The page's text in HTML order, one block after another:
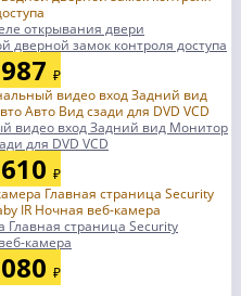
открывания двери
замок контроля доступа
₽
видео вход Задний вид Монитор
для DVD VCD
₽
Главная страница Security
камера
₽